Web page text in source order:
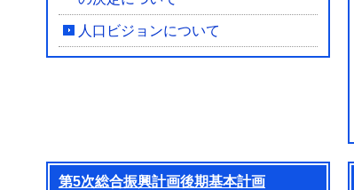
共施設予約システム
人口ビジョンについて
第5次総合振興計画後期基本計画